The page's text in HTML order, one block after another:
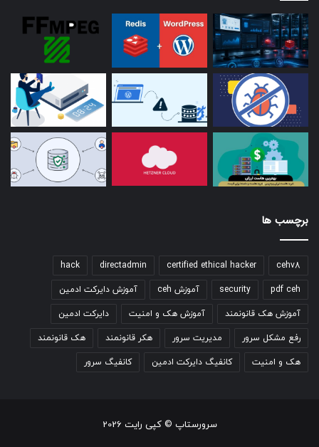
برچسب ها
cehv8
certified ethical hacker
directadmin
hack
pdf ceh
security آموزش ceh آموزش دایرکت ادمین
آموزش هک قانونمند آموزش هک و امنیت دایرکت ادمین
رفع مشکل سرور مدیریت سرور هکر قانونمند هک قانونمند
هک و امنیت کانفیگ دایرکت ادمین کانفیگ سرور
سرورستاپ © کپی رایت 2026